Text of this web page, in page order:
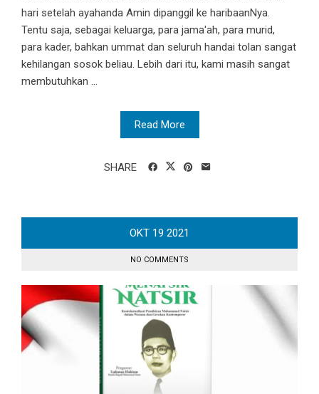
hari setelah ayahanda Amin dipanggil ke haribaanNya.
Tentu saja, sebagai keluarga, para jama'ah, para murid,
para kader, bahkan ummat dan seluruh handai tolan sangat
kehilangan sosok beliau. Lebih dari itu, kami masih sangat
membutuhkan ...
Read More
SHARE
OKT 19 2021
NO COMMENTS